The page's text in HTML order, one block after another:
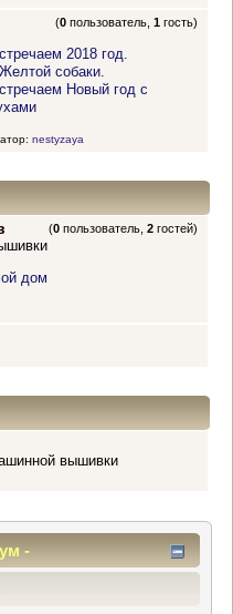
(0 пользователь,1 гость)
2018 год.
собаки.
Новый год с
nestyzaya
(0 пользователь,2 гостей)
дом
вышивки
-